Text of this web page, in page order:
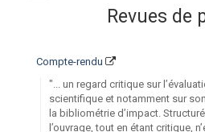
Revues de
Compte-rendu
"... un regard critique sur
scientifique et notamment sur
la bibliométrie d’impact.
l’ouvrage, tout en étant critique,